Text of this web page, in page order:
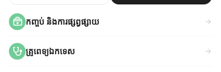
កញ្ចប់ និងការផ្សព្វផ្សាយ
គ្រូពេទ្យឯកទេស